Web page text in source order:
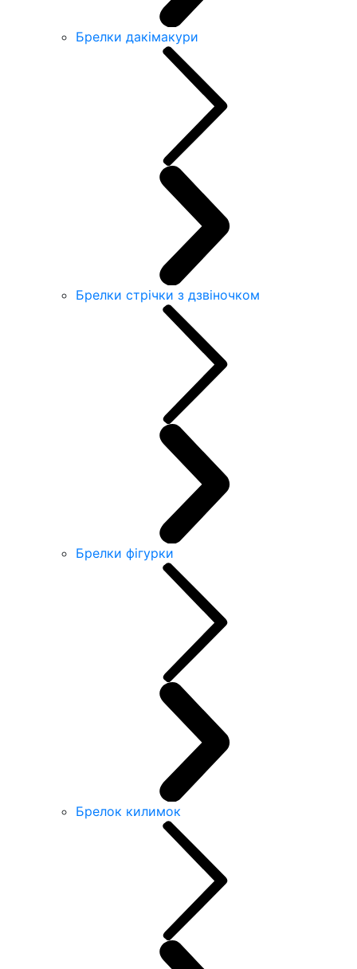
Брелки дакімакури
Брелки стрічки з дзвіночком
Брелки фігурки
Брелок килимок